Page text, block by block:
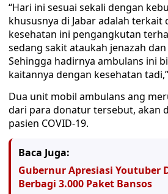
“Hari ini sesuai sekali dengan
khususnya di Jabar adalah
kesehatan ini pengangkutan
sedang sakit ataukah jenazah
Sehingga hadirnya ambulans ini
kaitannya dengan kesehatan
Dua unit mobil ambulans ang
dari para donatur tersebut, akan
pasien COVID-19.
Baca Juga:
Gubernur Apresiasi Youtuber
Berbagi 3.000 Paket Bansos